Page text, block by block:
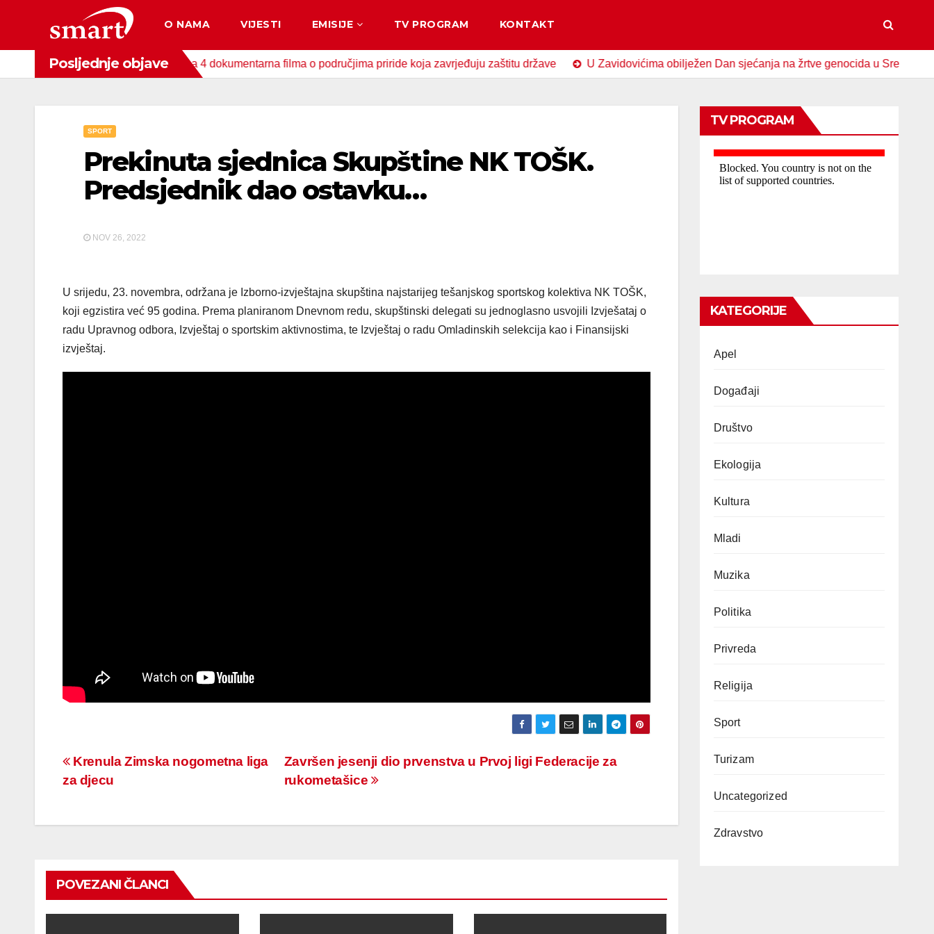
content
O NAMA VIJESTI EMISIJE TV PROGRAM KONTAKT
Posljednje objave
za zaštitu okoliša snimljena 4 dokumentarna filma o područjima priride koja zavrjeđuju zaštitu države U Zavidovićima obilježen Dan sjećanja na žrtve genocida u Srebrenici
SPORT
Prekinuta sjednica Skupštine NK TOŠK.
Predsjednik dao ostavku…
NOV 26, 2022
U srijedu, 23. novembra, održana je Izborno-izvještajna skupština najstarijeg tešanjskog sportskog kolektiva NK TOŠK,
koji egzistira već 95 godina. Prema planiranom Dnevnom redu, skupštinski delegati su jednoglasno usvojili Izvješataj o
radu Upravnog odbora, Izvještaj o sportskim aktivnostima, te Izvještaj o radu Omladinskih selekcija kao i Finansijski
izvještaj.
Navigacija
članaka
Završen jesenji dio prvenstva u Prvoj ligi Federacije za
rukometašice
Krenula Zimska nogometna liga
za djecu
POVEZANI ČLANCI
TV PROGRAM
KATEGORIJE
Apel
Događaji
Društvo
Ekologija
Kultura
Mladi
Muzika
Politika
Privreda
Religija
Sport
Turizam
Uncategorized
Zdravstvo